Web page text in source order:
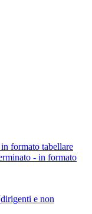
formato tabellare
- in formato
e non